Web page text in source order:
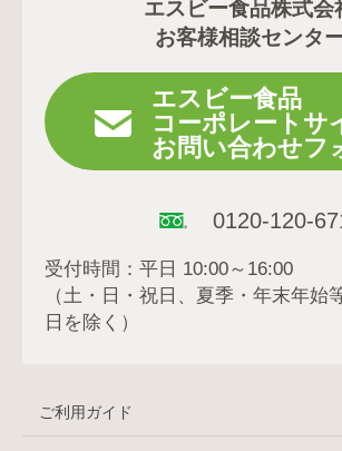
エスビー食品株式会
お客様相談センタ
エスビー食品
コーポレートサ
お問い合わせフ
0120-120-
受付時間：平日 10:00～16:00
（土・日・祝日、夏季・年末年始
日を除く）
ご利用ガイド